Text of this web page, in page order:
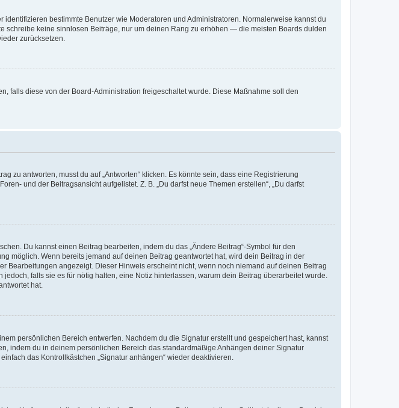
bestimmte Benutzer wie Moderatoren und Administratoren. Normalerweise kannst du
schreibe keine sinnlosen Beiträge, nur um deinen Rang zu erhöhen — die meisten Boards dulden
zurücksetzen.
falls diese von der Board-Administration freigeschaltet wurde. Diese Maßnahme soll den
zu antworten, musst du auf „Antworten“ klicken. Es könnte sein, dass eine Registrierung
und der Beitragsansicht aufgelistet. Z. B. „Du darfst neue Themen erstellen“, „Du darfst
Du kannst einen Beitrag bearbeiten, indem du das „Ändere Beitrag“-Symbol für den
möglich. Wenn bereits jemand auf deinen Beitrag geantwortet hat, wird dein Beitrag in der
Bearbeitungen angezeigt. Dieser Hinweis erscheint nicht, wenn noch niemand auf deinen Beitrag
falls sie es für nötig halten, eine Notiz hinterlassen, warum dein Beitrag überarbeitet wurde.
hat.
persönlichen Bereich entwerfen. Nachdem du die Signatur erstellt und gespeichert hast, kannst
indem du in deinem persönlichen Bereich das standardmäßige Anhängen deiner Signatur
das Kontrollkästchen „Signatur anhängen“ wieder deaktivieren.